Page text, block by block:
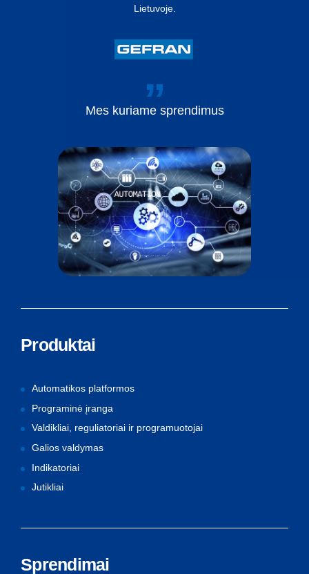
Lietuvoje.
Mes kuriame sprendimus
Produktai
Automatikos platformos
Programinė įranga
Valdikliai, reguliatoriai ir programuotojai
Galios valdymas
Indikatoriai
Jutikliai
Sprendimai